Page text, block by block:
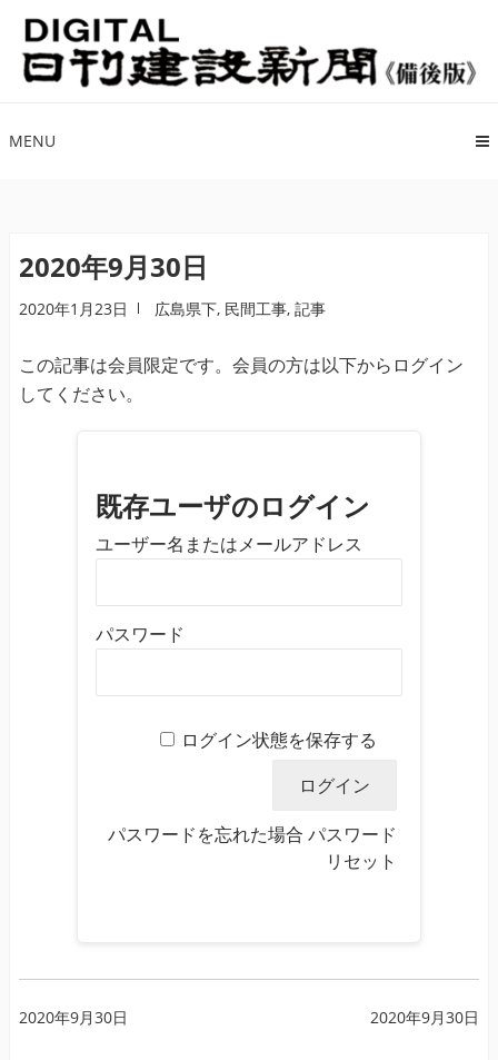
ナ
ビ
ゲ
シ
ス
キ
ッ
コ
ン
テ
ツ
ッ
プ
MENU
2020年9月30日
2020年1月23日 広島県下, 民間工事, 記事
この記事は会員限定です。会員の方は以下からログイン
してください。
既存ユーザのログイン
ユーザー名またはメールアドレス
パスワード
ログイン状態を保存する
パスワードを忘れた場合 パスワード
リセット
投
2020年9月30日 2020年9月30日